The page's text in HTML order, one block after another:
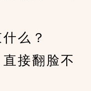
么？
接翻脸不